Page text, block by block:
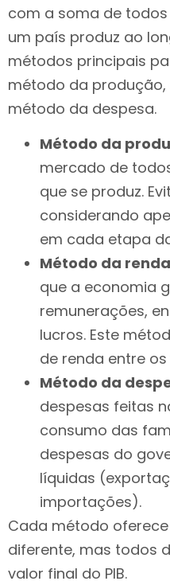
com a soma de
um país produz ao
métodos principais
método da
método da despesa.
Método da
mercado de
que se produz.
considerando
em cada etapa
Método da renda
que a economia
remunerações,
lucros. Este
de renda entre
Método da
despesas feitas
consumo das
despesas do
líquidas
importações).
Cada método
diferente, mas todos
valor final do PIB.